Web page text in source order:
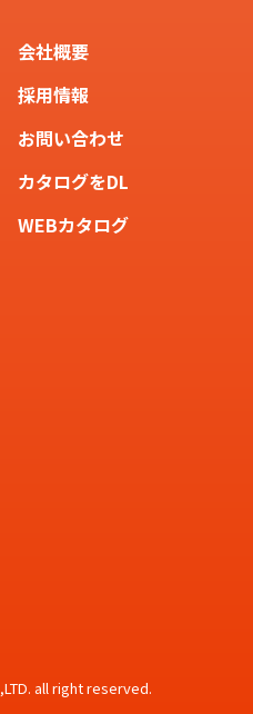
会社概要
採用情報
お問い合わせ
カタログをDL
WEBカタログ
all right reserved.